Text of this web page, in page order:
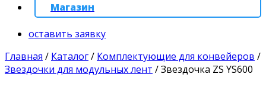
Магазин
оставить заявку
Главная / Каталог/ Комплектующие для конвейеров /
Звездочки для модульных лент /Звездочка ZS YS600